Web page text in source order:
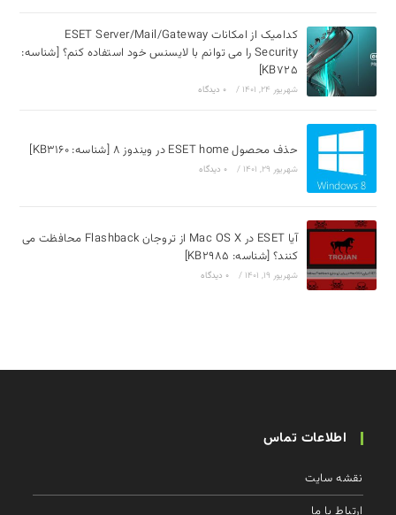
کدامیک از امکانات ESET Server/Mail/Gateway
Security را می توانم با لایسنس خود استفاده کنم؟ [شناسه:
KB725]
شهریور 24, 1401 / ۰ دیدگاه
حذف محصول ESET home در ویندوز 8 [شناسه: KB3160]
شهریور 29, 1401 / ۰ دیدگاه
آیا ESET در Mac OS X از تروجان Flashback محافظت می
کنند؟ [شناسه: KB2985]
شهریور 19, 1401 / ۰ دیدگاه
اطلاعات تماس
نقشه سایت
ارتباط با ما